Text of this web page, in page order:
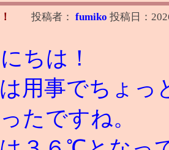
投稿者： fumiko 投稿日：
ちは！
用事でちょっ
たですね。